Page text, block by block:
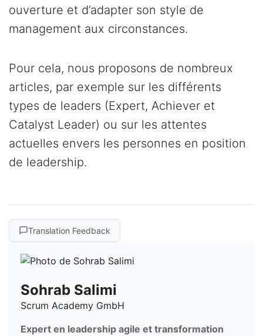
ouverture et d’adapter son style de
management aux circonstances.
Pour cela, nous proposons de nombreux
articles, par exemple sur les différents
types de leaders (Expert, Achiever et
Catalyst Leader) ou sur les attentes
actuelles envers les personnes en position
de leadership.
Translation Feedback
Sohrab Salimi
Scrum Academy GmbH
Expert en leadership agile et transformation